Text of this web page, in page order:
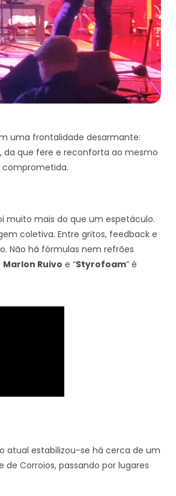
uma frontalidade desarmante:
da que fere e reconforta ao mesmo
comprometida.
muito mais do que um espetáculo.
coletiva. Entre gritos, feedback e
Não há fórmulas nem refrões
Marlon Ruivo e “Styrofoam” é
atual estabilizou-se há cerca de um
de Corroios, passando por lugares